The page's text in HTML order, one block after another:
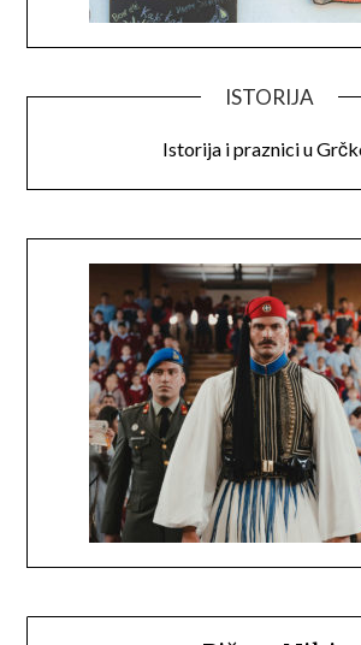
ISTORIJA
Istorija i praznici u